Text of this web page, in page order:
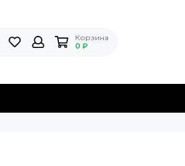
Корзина
0 ₽